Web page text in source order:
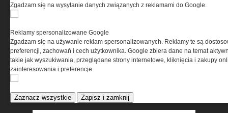
w celu świadczenia usług na najwyższym poziomie,
cookies oznacza, że będą one zamieszczane w Twoim
urządzeniu końcowym. W każdym momencie możesz
dokonać zmiany ustawień przeglądarki dotyczących
cookies. Nim Państwo zaczną korzystać z naszego
serwisu prosimy o zapoznanie się z naszą
Zgadzam się na wysyłanie danych związanych z reklamami do Google.
Reklamy spersonalizowane Google
Zgadzam się na używanie reklam spersonalizowanych. Reklamy te są
preferencji, zachowań i cech użytkownika. Google zbiera dane na temat
takie jak wyszukiwania, przeglądane strony internetowe, kliknięcia i zakupy
zainteresowania i preferencje.
Zaznacz wszystkie Zapisz i zamknij